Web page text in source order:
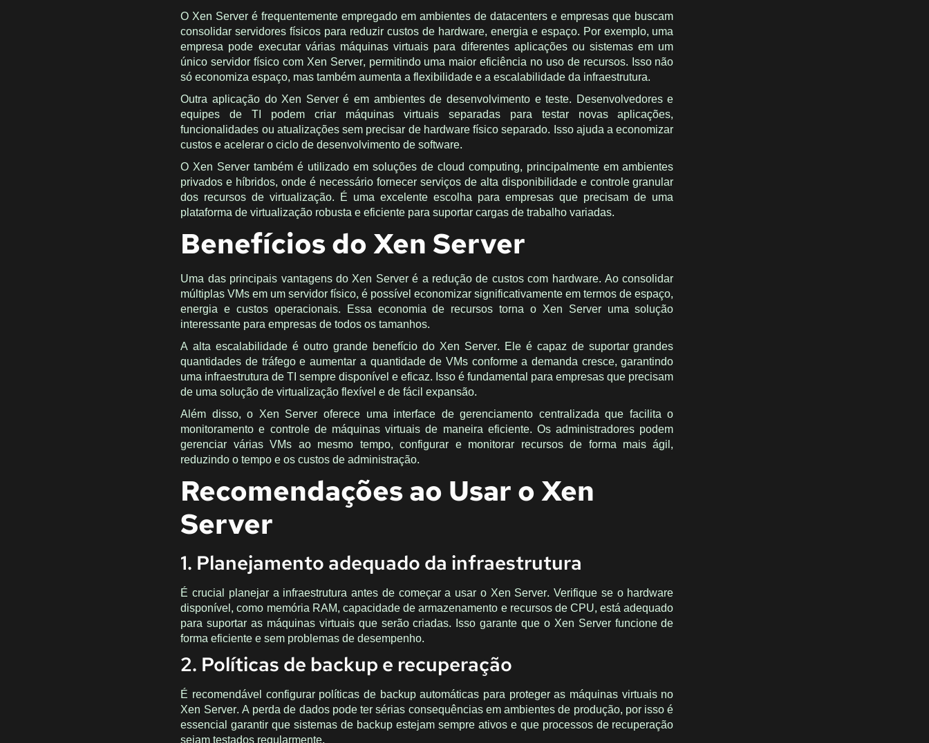
O Xen Server é frequentemente empregado em ambientes de datacenters e empresas que buscam
consolidar servidores físicos para reduzir custos de hardware, energia e espaço. Por exemplo, uma
empresa pode executar várias máquinas virtuais para diferentes aplicações ou sistemas em um
único servidor físico com Xen Server, permitindo uma maior eficiência no uso de recursos. Isso não
só economiza espaço, mas também aumenta a flexibilidade e a escalabilidade da infraestrutura.
Outra aplicação do Xen Server é em ambientes de desenvolvimento e teste. Desenvolvedores e
equipes de TI podem criar máquinas virtuais separadas para testar novas aplicações,
funcionalidades ou atualizações sem precisar de hardware físico separado. Isso ajuda a economizar
custos e acelerar o ciclo de desenvolvimento de software.
O Xen Server também é utilizado em soluções de cloud computing, principalmente em ambientes
privados e híbridos, onde é necessário fornecer serviços de alta disponibilidade e controle granular
dos recursos de virtualização. É uma excelente escolha para empresas que precisam de uma
plataforma de virtualização robusta e eficiente para suportar cargas de trabalho variadas.
Benefícios do Xen Server
Uma das principais vantagens do Xen Server é a redução de custos com hardware. Ao consolidar
múltiplas VMs em um servidor físico, é possível economizar significativamente em termos de espaço,
energia e custos operacionais. Essa economia de recursos torna o Xen Server uma solução
interessante para empresas de todos os tamanhos.
A alta escalabilidade é outro grande benefício do Xen Server. Ele é capaz de suportar grandes
quantidades de tráfego e aumentar a quantidade de VMs conforme a demanda cresce, garantindo
uma infraestrutura de TI sempre disponível e eficaz. Isso é fundamental para empresas que precisam
de uma solução de virtualização flexível e de fácil expansão.
Além disso, o Xen Server oferece uma interface de gerenciamento centralizada que facilita o
monitoramento e controle de máquinas virtuais de maneira eficiente. Os administradores podem
gerenciar várias VMs ao mesmo tempo, configurar e monitorar recursos de forma mais ágil,
reduzindo o tempo e os custos de administração.
Recomendações ao Usar o Xen
Server
1. Planejamento adequado da infraestrutura
É crucial planejar a infraestrutura antes de começar a usar o Xen Server. Verifique se o hardware
disponível, como memória RAM, capacidade de armazenamento e recursos de CPU, está adequado
para suportar as máquinas virtuais que serão criadas. Isso garante que o Xen Server funcione de
forma eficiente e sem problemas de desempenho.
2. Políticas de backup e recuperação
É recomendável configurar políticas de backup automáticas para proteger as máquinas virtuais no
Xen Server. A perda de dados pode ter sérias consequências em ambientes de produção, por isso é
essencial garantir que sistemas de backup estejam sempre ativos e que processos de recuperação